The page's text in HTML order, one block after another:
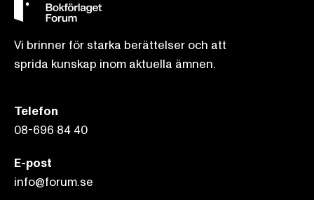
Vi brinner för starka berättelser och att
sprida kunskap inom aktuella ämnen.
Telefon
08-696 84 40
E-post
info@forum.se